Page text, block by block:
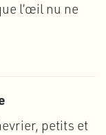
l’œil nu ne
petits et